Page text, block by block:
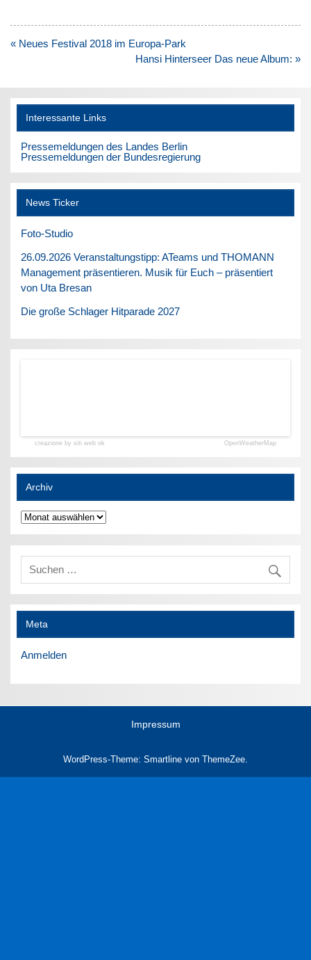
Beitragsnavigation
« Neues Festival 2018 im Europa-Park
Hansi Hinterseer Das neue Album: »
Interessante Links
Pressemeldungen des Landes Berlin
Pressemeldungen der Bundesregierung
News Ticker
Foto-Studio
26.09.2026 Veranstaltungstipp: ATeams und THOMANN
Management präsentieren. Musik für Euch – präsentiert
von Uta Bresan
Die große Schlager Hitparade 2027
creazione by siti web ok OpenWeatherMap
Archiv
Archiv
Meta
Anmelden
Impressum
WordPress-Theme: Smartline von ThemeZee.